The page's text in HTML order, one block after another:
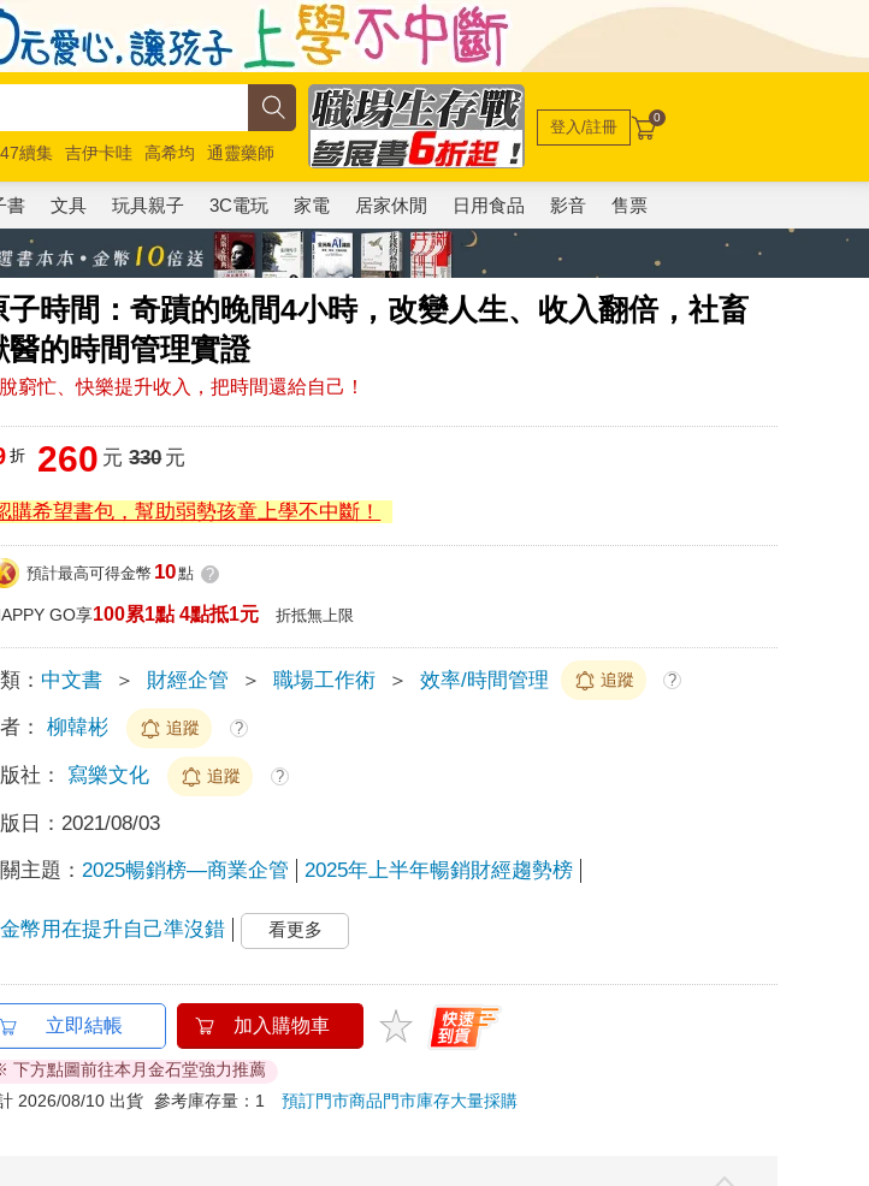
續集 吉伊卡哇 高希均
通靈藥師
動員5 超慢跑
登入/註冊 0
書 文具 玩具親子 3C電玩 家電 居家休閒 日用食品 影音 售票
子時間：奇蹟的晚間4小時，改變人生、收入翻倍，社畜
醫的時間管理實證
窮忙、快樂提升收入，把時間還給自己！
折 260 元 330元
購希望書包，幫助弱勢孩童上學不中斷！
預計最高可得金幣 10點 ?
GO享100累1點 4點抵1元 折抵無上限
： 中文書 ＞ 財經企管 ＞ 職場工作術 ＞ 效率/時間管理 追蹤 ?
： 柳韓彬 追蹤 ?
社： 寫樂文化 追蹤 ?
日： 2021/08/03
主題： 2025暢銷榜—商業企管 2025年上半年暢銷財經趨勢榜
幣用在提升自己準沒錯 看更多
立即結帳 加入購物車
下方點圖前往本月金石堂強力推薦
2026/08/10 出貨 參考庫存量：1預訂門市商品門市庫存大量採購